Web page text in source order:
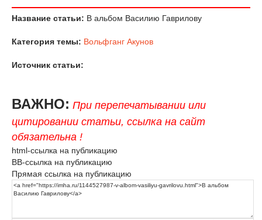
Название статьи: В альбом Василию Гаврилову
Категория темы: Вольфганг Акунов
Источник статьи:
ВАЖНО: При перепечатывании или
цитировании статьи, ссылка на сайт
обязательна !
html-ссылка на публикацию
BB-ссылка на публикацию
Прямая ссылка на публикацию